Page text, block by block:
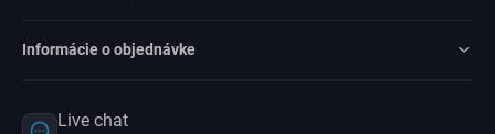
Informácie o objednávke
Live chat